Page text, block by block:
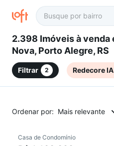
2.398 Imóveis à venda em Vila
Nova, Porto Alegre, RS
Filtrar 2 Redecore IA
Ordenar por: Mais relevante
Casa de Condomínio